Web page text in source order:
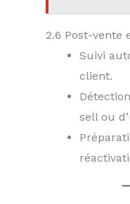
2.6 Post-vente
Suivi
client.
sell ou